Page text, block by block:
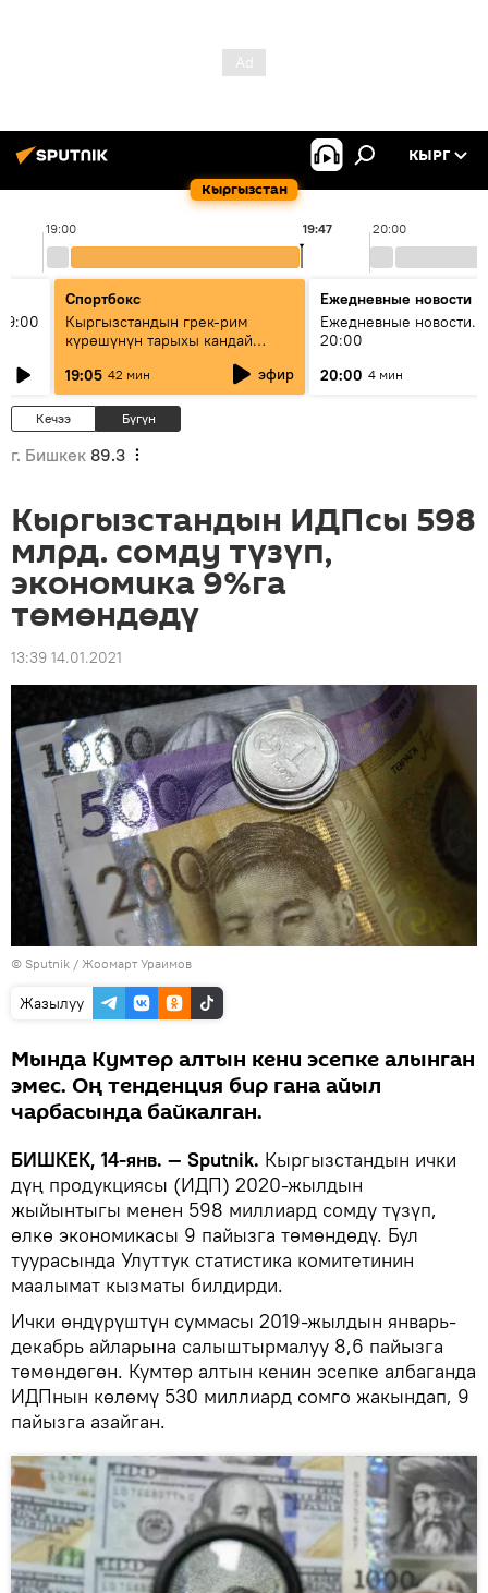
Кыргызстан
КЫРГ
19:00 20:00
19:47
Спортбокс
Кыргызстандын грек-рим
күрөшүнүн тарыхы кандай
19:05 42 мин эфир
Ежедневные новости
Ежедневные новости.
20:00
20:00 4 мин
Кечээ Бүгүн
г. Бишкек 89.3
Кыргызстандын ИДПсы 598
млрд. сомду түзүп,
экономика 9%га
төмөндөдү
13:39 14.01.2021
© Sputnik / Жоомарт Ураимов
Жазылуу
Мында Кумтөр алтын кени эсепке алынган
эмес. Оң тенденция бир гана айыл
чарбасында байкалган.
БИШКЕК, 14-янв. — Sputnik. Кыргызстандын ички
дүң продукциясы (ИДП) 2020-жылдын
жыйынтыгы менен 598 миллиард сомду түзүп,
өлкө экономикасы 9 пайызга төмөндөдү. Бул
туурасында Улуттук статистика комитетинин
маалымат кызматы билдирди.
Ички өндүрүштүн суммасы 2019-жылдын январь-
декабрь айларына салыштырмалуу 8,6 пайызга
төмөндөгөн. Кумтөр алтын кенин эсепке албаганда
ИДПнын көлөмү 530 миллиард сомго жакындап, 9
пайызга азайган.